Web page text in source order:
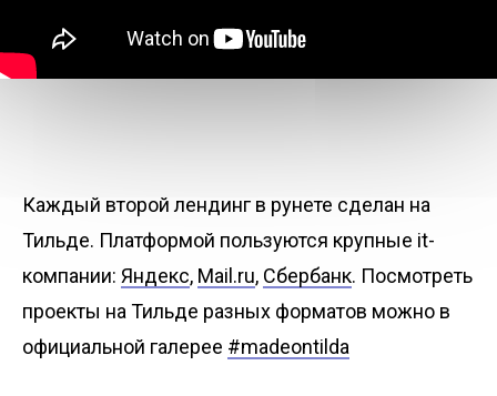
Каждый второй лендинг в рунете сделан на
Тильде. Платформой пользуются крупные it-
компании: Яндекс, Mail.ru, Сбербанк. Посмотреть
проекты на Тильде разных форматов можно в
официальной галерее #madeontilda